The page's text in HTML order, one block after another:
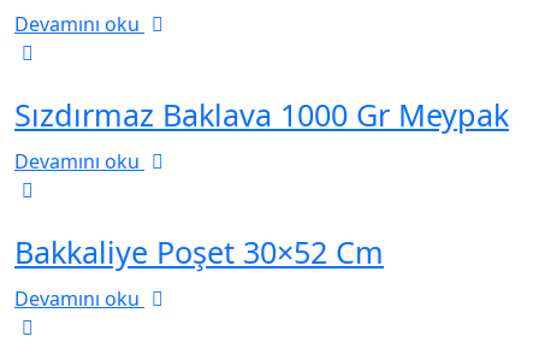
Devamını oku
Sızdırmaz Baklava 1000 Gr Meypak
Devamını oku
Bakkaliye Poşet 30×52 Cm
Devamını oku